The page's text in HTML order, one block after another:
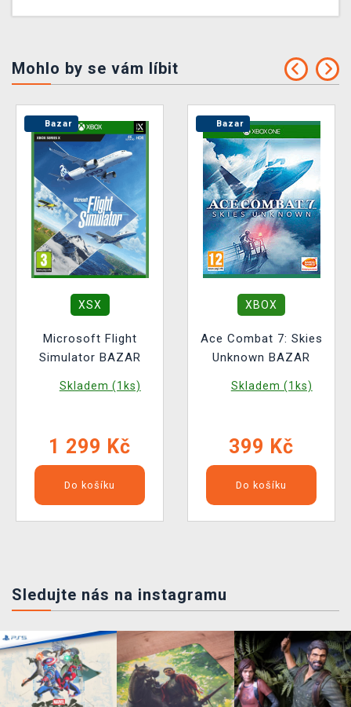
Mohlo by se vám líbit
Bazar
XSX
Microsoft Flight
Simulator BAZAR
Skladem (1ks)
1 299 Kč
Do košíku
Bazar
XBOX
Ace Combat 7: Skies
Unknown BAZAR
Skladem (1ks)
399 Kč
Do košíku
Sledujte nás na instagramu